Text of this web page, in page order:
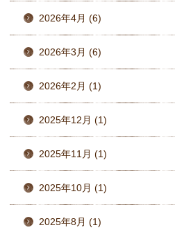
2026年4月 (6)
2026年3月 (6)
2026年2月 (1)
2025年12月 (1)
2025年11月 (1)
2025年10月 (1)
2025年8月 (1)